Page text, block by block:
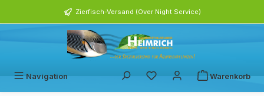
Zierfisch-Versand (Over Night Service)
Navigation Warenkorb